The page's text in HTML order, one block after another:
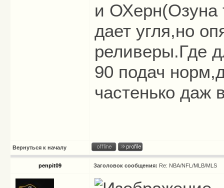
и ОХерн(Озуна
дает угля,но
реливеры.Где
90 подач
частенько даж
Вернуться к началу
penpit09 Заголовок сообщения: Re: NBA/NFL/MLB/MLS